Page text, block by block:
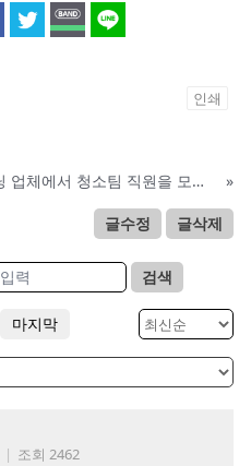
인쇄
레드몬드에 위치한 커머셜 클리닝 업체에서 청소팀 직원을 모집합니다.
»
글수정 글삭제
검색
마지막
| 조회 2462